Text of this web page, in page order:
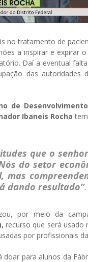
no tratamento de
a inspirar e expirar
Daí a eventual
das
de
Ibaneis Rocha
que o
do setor
mas
dando resultado”.
por meio da
recurso que será usado
por profissionais
para alunos da